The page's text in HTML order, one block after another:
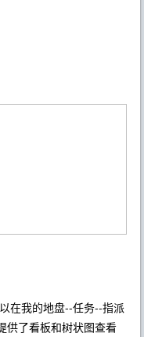
我的地盘--任务--指派
供了看板和树状图查看